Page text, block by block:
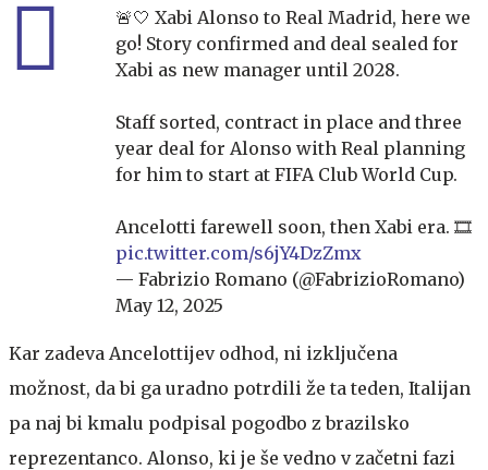
🚨🤍 Xabi Alonso to Real Madrid, here we
go! Story confirmed and deal sealed for
Xabi as new manager until 2028.
Staff sorted, contract in place and three
year deal for Alonso with Real planning
for him to start at FIFA Club World Cup.
Ancelotti farewell soon, then Xabi era. 🎞️
pic.twitter.com/s6jY4DzZmx
— Fabrizio Romano (@FabrizioRomano)
May 12, 2025
Kar zadeva Ancelottijev odhod, ni izključena
možnost, da bi ga uradno potrdili že ta teden, Italijan
pa naj bi kmalu podpisal pogodbo z brazilsko
reprezentanco. Alonso, ki je še vedno v začetni fazi